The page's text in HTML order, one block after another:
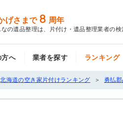
げさまで 8 周年
なの遺品整理は、片付け・遺品整理業者の
方へ 業者を探す ランキング
北海道の空き家片付けランキング 勇払